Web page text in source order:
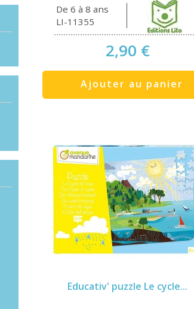
De 6 à 8 ans
LI-11355
2,90 €
Ajouter au panier
Educativ' puzzle Le cycle...